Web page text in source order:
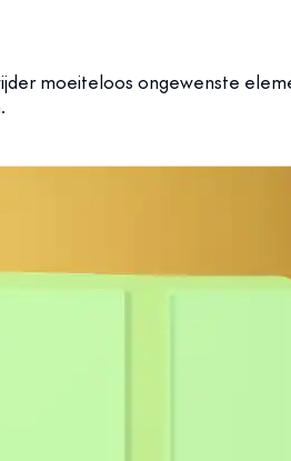
moeiteloos ongewenste